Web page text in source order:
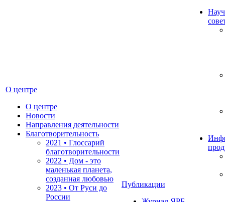
О центре
О центре
Новости
Направления деятельности
Благотворительность
2021 • Глоссарий
благотворительности
2022 • Дом - это
маленькая планета,
созданная любовью
2023 • От Руси до
России
Публикации